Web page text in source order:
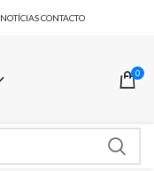
NOTÍCIASCONTACTO
0